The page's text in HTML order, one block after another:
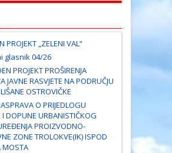
PROJEKT „ZELENI VAL“
glasnik 04/26
PROJEKT PROŠIRENJA
JAVNE RASVJETE NA PODRUČJU
OSTROVIČKE
O PRIJEDLOGU
I DOPUNE URBANISTIČKOG
PROIZVODNO-
ZONE TROLOKVE(IK) ISPOD
MOSTA